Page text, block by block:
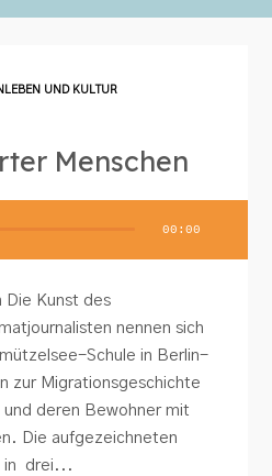
UND KULTUR
Menschen
00:00
Die Kunst des
nennen sich
Schule in Berlin-
zur Migrationsgeschichte
deren Bewohner mit
Die aufgezeichneten
in drei...